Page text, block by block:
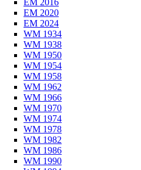
EM 2016
EM 2020
EM 2024
WM 1934
WM 1938
WM 1950
WM 1954
WM 1958
WM 1962
WM 1966
WM 1970
WM 1974
WM 1978
WM 1982
WM 1986
WM 1990